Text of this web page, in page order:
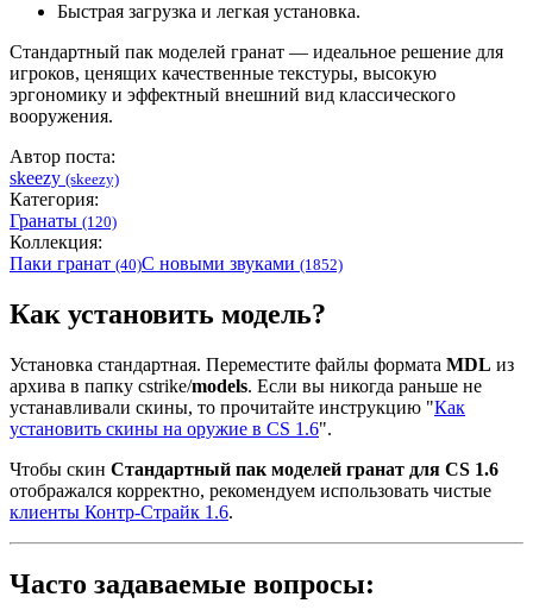
Быстрая загрузка и легкая установка.
Стандартный пак моделей гранат — идеальное решение для
игроков, ценящих качественные текстуры, высокую
эргономику и эффектный внешний вид классического
вооружения.
Автор поста:
skeezy (skeezy)
Категория:
Гранаты (120)
Коллекция:
Паки гранат (40)С новыми звуками (1852)
Как установить модель?
Установка стандартная. Переместите файлы формата MDL из
архива в папку cstrike/models. Если вы никогда раньше не
устанавливали скины, то прочитайте инструкцию "Как
установить скины на оружие в CS 1.6".
Чтобы скин Стандартный пак моделей гранат для CS 1.6
отображался корректно, рекомендуем использовать чистые
клиенты Контр-Страйк 1.6.
Часто задаваемые вопросы: